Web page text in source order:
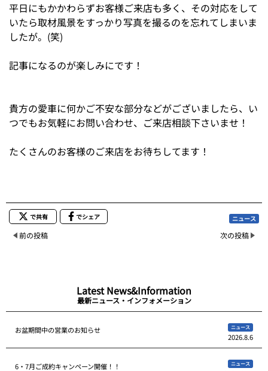
平日にもかかわらずお客様ご来店も多く、その対応をして
いたら取材風景をすっかり写真を撮るのを忘れてしまいま
したが。(笑)
記事になるのが楽しみにです！
貴方の愛車に何かご不安な部分などがございましたら、い
つでもお気軽にお問い合わせ、ご来店相談下さいませ！
たくさんのお客様のご来店をお待ちしてます！
で共有 でシェア ニュース
前の投稿 次の投稿
Latest News&Information
最新ニュース・インフォメーション
お盆期間中の営業のお知らせ ニュース
2026.8.6
6・7月ご成約キャンペーン開催！！ ニュース